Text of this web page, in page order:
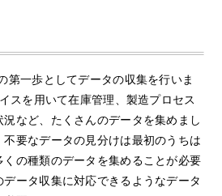
第一歩としてデータの収集を行いま
スを用いて在庫管理、製造プロセス
など、たくさんのデータを集めまし
不要なデータの見分けは最初のうちは
の種類のデータを集めることが必要
ータ収集に対応できるようなデータ